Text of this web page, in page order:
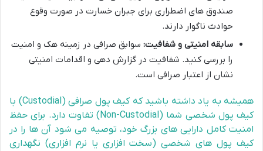
صندوق های اضطراری برای جبران خسارت در صورت وقوع
حوادث ناگوار دارند.
سابقه امنیتی و شفافیت: سوابق صرافی در زمینه هک و امنیت
را بررسی کنید. شفافیت در گزارش دهی و اقدامات امنیتی
نشان از اعتبار صرافی است.
همیشه به یاد داشته باشید که کیف پول صرافی (Custodial) با
کیف پول شخصی شما (Non-Custodial) تفاوت دارد. برای حفظ
امنیت کامل دارایی های بزرگ خود، توصیه می شود آن ها را در
کیف پول های شخصی (سخت افزاری یا نرم افزاری) نگهداری